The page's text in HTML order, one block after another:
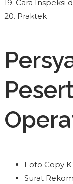
19. Cara
20. Praktek
Foto Copy
Surat